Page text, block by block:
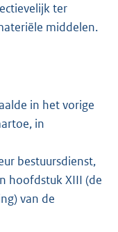
ter
middelen.
in het vorige
in
bestuursdienst,
hoofdstuk XIII (de
van de